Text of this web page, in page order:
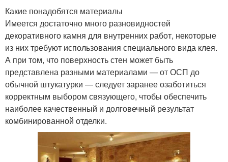
Какие понадобятся материалы
Имеется достаточно много разновидностей
декоративного камня для внутренних работ, некоторые
из них требуют использования специального вида клея.
А при том, что поверхность стен может быть
представлена разными материалами — от ОСП до
обычной штукатурки — следует заранее озаботиться
корректным выбором связующего, чтобы обеспечить
наиболее качественный и долговечный результат
комбинированной отделки.